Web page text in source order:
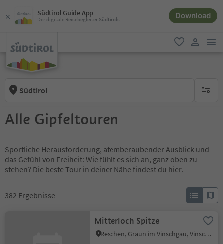
Südtirol Guide App
Der digitale Reisebegleiter Südtirols Download
favorit
Südtirol keine
Alle Gipfeltouren
Sportliche Herausforderung, atemberaubender Ausblick und
das Gefühl von Freiheit: Wie fühlt es sich an, ganz oben zu
stehen? Die beste Tour in deiner Nähe findest du hier.
382 Ergebnisse
Mitterloch Spitze
Reschen, Graun im Vinschgau, Vinschgau